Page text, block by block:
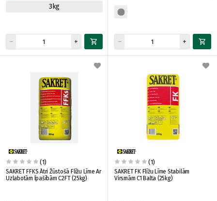
3kg
(1)
SAKRET FFKS Ātri Žūstošā Flīžu Līme Ar
Uzlabotām Īpašībām C2FT (25kg)
(1)
SAKRET FK Flīžu Līme Stabilām
Virsmām C1 Balta (25kg)